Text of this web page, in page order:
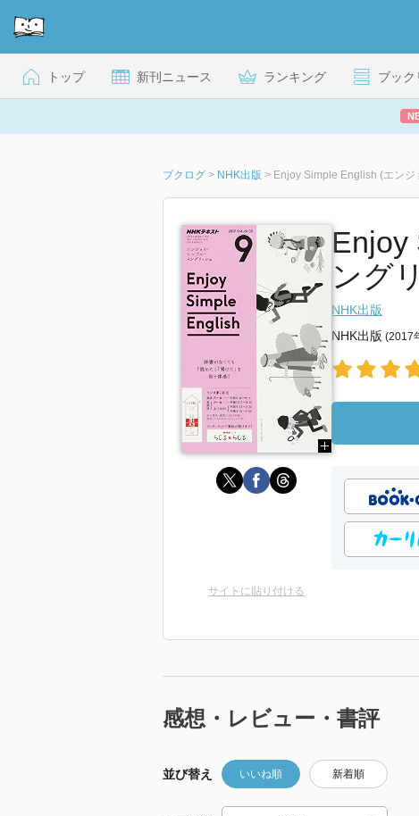
トップ 新刊ニュース ランキング ブック
ブクログ > NHK出版 > Enjoy Simple English (エン
Enjoy
ング
NHK出版
NHK出版 (2017
サイトに貼り付ける
感想・レビュー・書評
並び替え いいね順 新着順